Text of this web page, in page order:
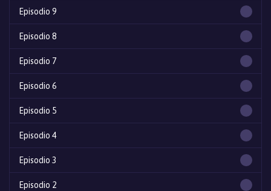
Episodio 9
Episodio 8
Episodio 7
Episodio 6
Episodio 5
Episodio 4
Episodio 3
Episodio 2